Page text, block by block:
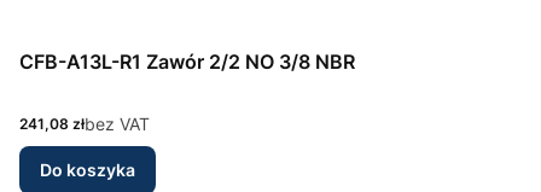
CFB-A13L-R1 Zawór 2/2 NO 3/8 NBR
Cena
241,08 złbez VAT
Do koszyka